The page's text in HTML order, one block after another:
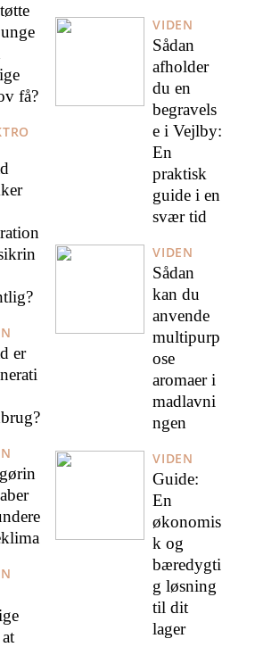
få?
er
VIDEN
Sådan
afholder
du en
begravels
e i Vejlby:
En
praktisk
guide i en
svær tid
VIDEN
Sådan
kan du
anvende
multipurp
ose
aromaer i
madlavni
ngen
VIDEN
Guide:
En
økonomis
k og
bæredygti
g løsning
til dit
lager